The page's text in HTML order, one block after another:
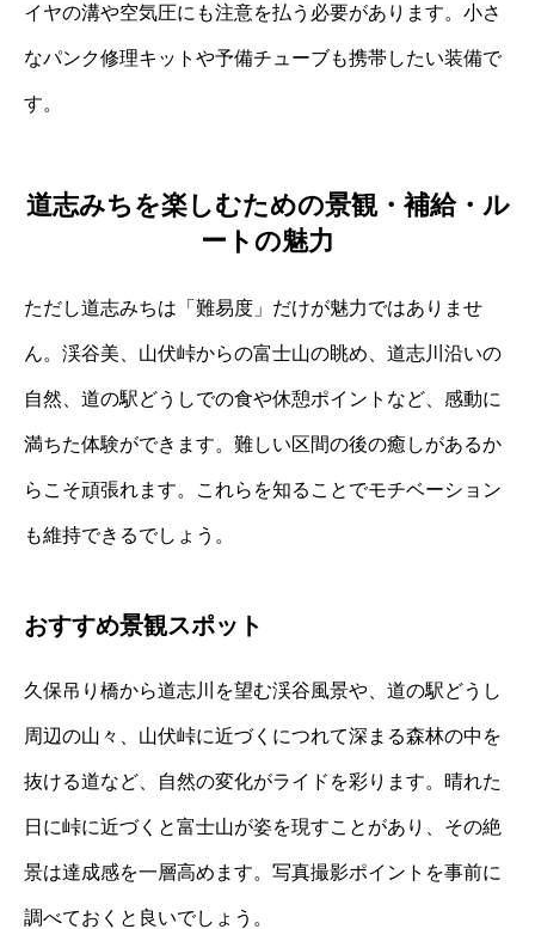
イヤの溝や空気圧にも注意を払う必要があります。小さ
なパンク修理キットや予備チューブも携帯したい装備で
す。
道志みちを楽しむための景観・補給・ル
ートの魅力
ただし道志みちは「難易度」だけが魅力ではありませ
ん。渓谷美、山伏峠からの富士山の眺め、道志川沿いの
自然、道の駅どうしでの食や休憩ポイントなど、感動に
満ちた体験ができます。難しい区間の後の癒しがあるか
らこそ頑張れます。これらを知ることでモチベーション
も維持できるでしょう。
おすすめ景観スポット
久保吊り橋から道志川を望む渓谷風景や、道の駅どうし
周辺の山々、山伏峠に近づくにつれて深まる森林の中を
抜ける道など、自然の変化がライドを彩ります。晴れた
日に峠に近づくと富士山が姿を現すことがあり、その絶
景は達成感を一層高めます。写真撮影ポイントを事前に
調べておくと良いでしょう。